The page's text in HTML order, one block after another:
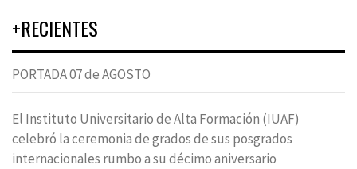
+RECIENTES
PORTADA 07 de AGOSTO
El Instituto Universitario de Alta Formación (IUAF)
celebró la ceremonia de grados de sus posgrados
internacionales rumbo a su décimo aniversario